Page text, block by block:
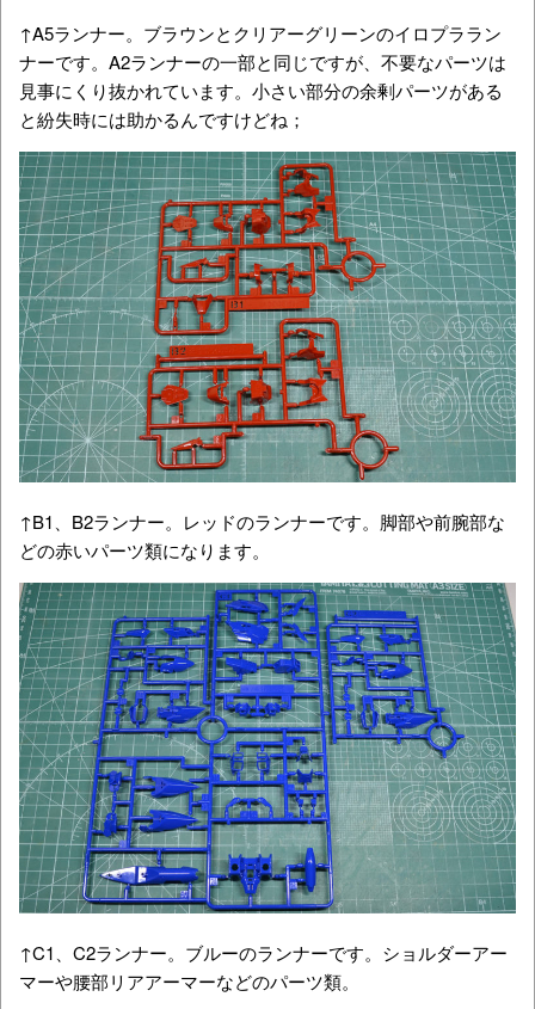
↑A5ランナー。ブラウンとクリアーグリーンのイロプララン
ナーです。A2ランナーの一部と同じですが、不要なパーツは
見事にくり抜かれています。小さい部分の余剰パーツがある
と紛失時には助かるんですけどね；
↑B1、B2ランナー。レッドのランナーです。脚部や前腕部な
どの赤いパーツ類になります。
↑C1、C2ランナー。ブルーのランナーです。ショルダーアー
マーや腰部リアアーマーなどのパーツ類。